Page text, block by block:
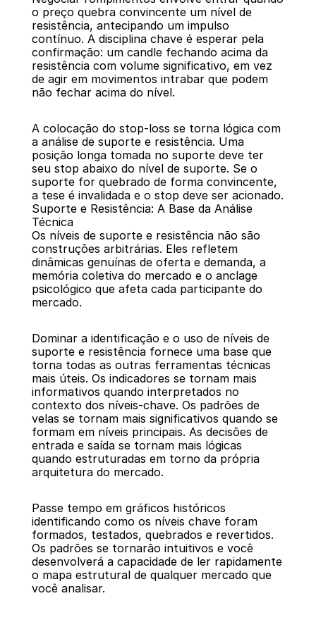
o preço quebra convincente um nível de
resistência, antecipando um impulso
contínuo. A disciplina chave é esperar pela
confirmação: um candle fechando acima da
resistência com volume significativo, em vez
de agir em movimentos intrabar que podem
não fechar acima do nível.
A colocação do stop-loss se torna lógica com
a análise de suporte e resistência. Uma
posição longa tomada no suporte deve ter
seu stop abaixo do nível de suporte. Se o
suporte for quebrado de forma convincente,
a tese é invalidada e o stop deve ser acionado.
Suporte e Resistência: A Base da Análise
Técnica
Os níveis de suporte e resistência não são
construções arbitrárias. Eles refletem
dinâmicas genuínas de oferta e demanda, a
memória coletiva do mercado e o anclage
psicológico que afeta cada participante do
mercado.
Dominar a identificação e o uso de níveis de
suporte e resistência fornece uma base que
torna todas as outras ferramentas técnicas
mais úteis. Os indicadores se tornam mais
informativos quando interpretados no
contexto dos níveis-chave. Os padrões de
velas se tornam mais significativos quando se
formam em níveis principais. As decisões de
entrada e saída se tornam mais lógicas
quando estruturadas em torno da própria
arquitetura do mercado.
Passe tempo em gráficos históricos
identificando como os níveis chave foram
formados, testados, quebrados e revertidos.
Os padrões se tornarão intuitivos e você
desenvolverá a capacidade de ler rapidamente
o mapa estrutural de qualquer mercado que
você analisar.